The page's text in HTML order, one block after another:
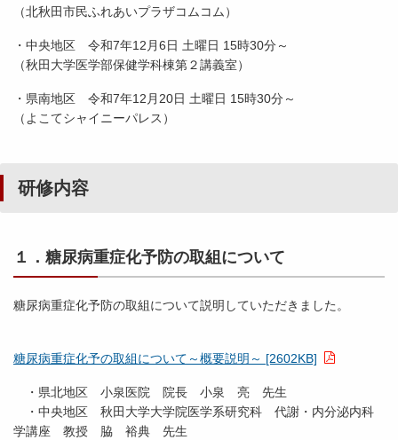
（北秋田市民ふれあいプラザコムコム）
・中央地区 令和7年12月6日 土曜日 15時30分～
（秋田大学医学部保健学科棟第２講義室）
・県南地区 令和7年12月20日 土曜日 15時30分～
（よこてシャイニーパレス）
研修内容
１．糖尿病重症化予防の取組について
糖尿病重症化予防の取組について説明していただきました。
糖尿病重症化予の取組について～概要説明～ [2602KB]
・県北地区 小泉医院 院長 小泉 亮 先生
・中央地区 秋田大学大学院医学系研究科 代謝・内分泌内科
学講座 教授 脇 裕典 先生